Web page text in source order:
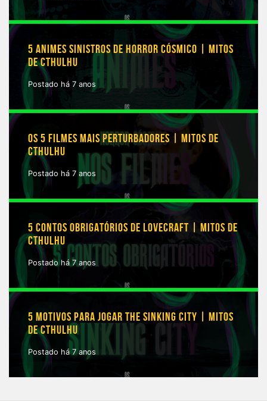
5 ANIMES SINISTROS DE HORROR CÓSMICO | MITOS
DE CTHULHU
Postado há 7 anos
OS 5 FILMES MAIS PERTURBADORES | MITOS DE
CTHULHU
Postado há 7 anos
5 CONTOS OBRIGATÓRIOS DE LOVECRAFT | MITOS DE
CTHULHU
Postado há 7 anos
5 MOTIVOS PARA JOGAR THE SINKING CITY | MITOS
DE CTHULHU
Postado há 7 anos